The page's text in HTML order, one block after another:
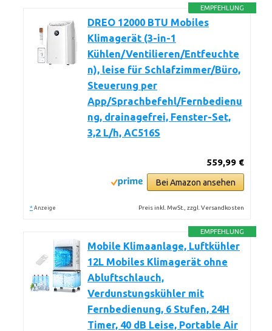
EMPFEHLUNG
DREO 12000 BTU Mobiles
Klimagerät (3-in-1
Kühlen/Ventilieren/Entfeuchte
n), leise für Schlafzimmer/Büro,
Steuerung per
App/Sprachbefehl/Fernbedienu
ng, drainagefrei, Fenster-Set,
3,2 L/h, AC516S
559,99 €
Bei Amazon ansehen
* Anzeige Preis inkl. MwSt., zzgl. Versandkosten
EMPFEHLUNG
Mobile Klimaanlage, Luftkühler
12L Mobiles Klimagerät ohne
Abluftschlauch,
Verdunstungskühler mit
Fernbedienung, 6 Stufen, 24H
Timer, 40 dB Leise, Portable Air